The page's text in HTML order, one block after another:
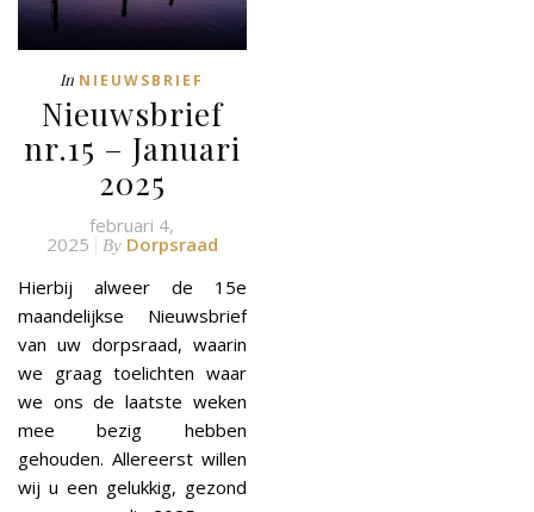
In NIEUWSBRIEF
Nieuwsbrief
nr.15 – Januari
2025
februari 4,
2025
By Dorpsraad
Hierbij alweer de 15e
maandelijkse Nieuwsbrief
van uw dorpsraad, waarin
we graag toelichten waar
we ons de laatste weken
mee bezig hebben
gehouden. Allereerst willen
wij u een gelukkig, gezond